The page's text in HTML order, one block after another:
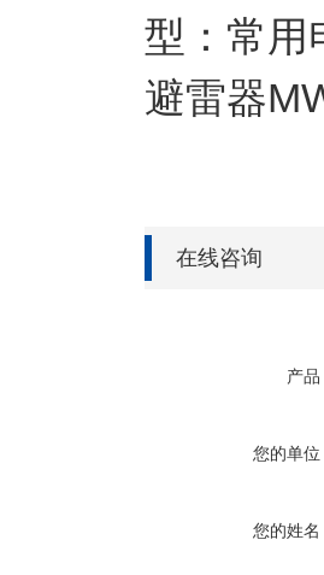
型：常用
避雷器
在线咨询
产品
您的单位
您的姓名